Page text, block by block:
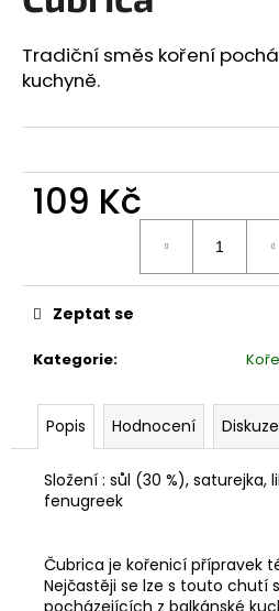
z
5
hvězdiček.
Tradiční směs koření
kuchyně.
109 Kč
Kategorie:
Zeptat se
Popis Hodnocení Diskuze
Složení : sůl (30 %), saturejka,
fenugreek
Čubrica je kořenicí přípravek
Nejčastěji se lze s touto chutí
pocházejících z balkánské
j
í
HLEDAT
D
r